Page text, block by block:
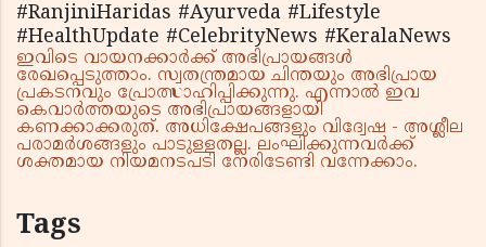
#RanjiniHaridas #Ayurveda #Lifestyle
#HealthUpdate #CelebrityNews #KeralaNews
ഇവിടെ വായനക്കാർക്ക് അഭിപ്രായങ്ങൾ
രേഖപ്പെടുത്താം. സ്വതന്ത്രമായ ചിന്തയും അഭിപ്രായ
പ്രകടനവും പ്രോത്സാഹിപ്പിക്കുന്നു. എന്നാൽ ഇവ
കെവാർത്തയുടെ അഭിപ്രായങ്ങളായി
കണക്കാക്കരുത്. അധിക്ഷേപങ്ങളും വിദ്വേഷ - അശ്ലീല
പരാമർശങ്ങളും പാടുള്ളതല്ല. ലംഘിക്കുന്നവർക്ക്
ശക്തമായ നിയമനടപടി നേരിടേണ്ടി വന്നേക്കാം.
Tags